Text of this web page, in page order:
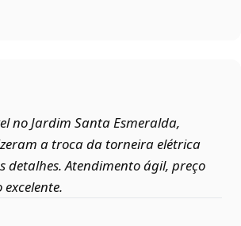
no Jardim Santa Esmeralda,
a troca da torneira elétrica
detalhes. Atendimento ágil, preço